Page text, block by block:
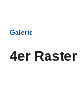
Galerie
4er Raster